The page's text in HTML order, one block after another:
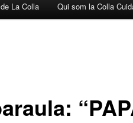
La Colla Qui som la Colla